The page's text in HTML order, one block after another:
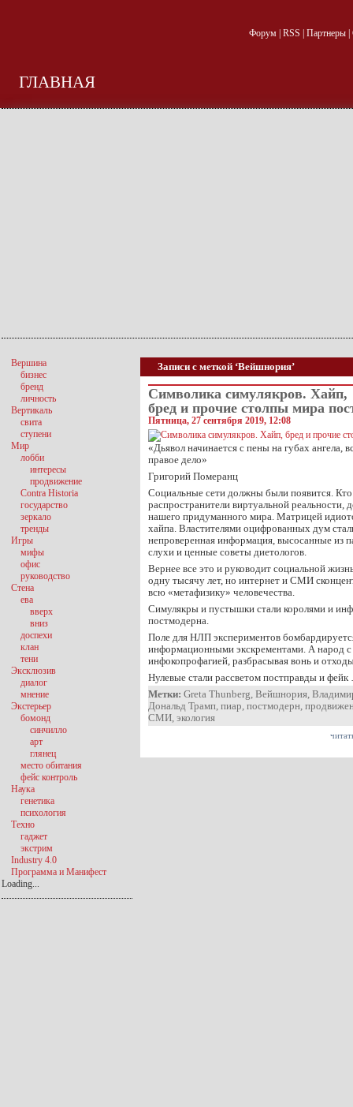
Форум| RSS Партнеры|
ГЛАВНАЯ
Записи с меткой ‘Вейшнория’
Символика симулякров. Хайп,
бред и прочие столпы мира
Пятница, 27 сентября 2019, 12:08
«Дьявол начинается с пены на губах ангела,
правое дело»
Григорий Померанц
Социальные сети должны были появится. Кто
распространители виртуальной реальности,
нашего придуманного мира. Матрицей
хайпа. Властителями оцифрованных дум
непроверенная информация, высосанные из
слухи и ценные советы диетологов.
Вернее все это и руководит социальной
одну тысячу лет, но интернет и СМИ
всю «метафизику» человечества.
Симулякры и пустышки стали королями и
постмодерна.
Поле для НЛП экспериментов
информационными экскрементами. А народ с
инфокопрофагией, разбрасывая вонь и
Нулевые стали рассветом постправды и
Метки: Greta Thunberg, Вейшнория,
Дональд Трамп, пиар, постмодерн,
СМИ, экология
Вершина
бизнес
бренд
личность
Вертикаль
свита
ступени
Мир
лобби
интересы
продвижение
Contra Historia
государство
зеркало
тренды
Игры
мифы
офис
руководство
Стена
ева
вверх
вниз
доспехи
клан
тени
Эксклюзив
диалог
мнение
Экстерьер
бомонд
синчилло
арт
глянец
место обитания
фейс контроль
Наука
генетика
психология
Техно
гаджет
экстрим
Industry 4.0
Программа и Манифест
Loading...